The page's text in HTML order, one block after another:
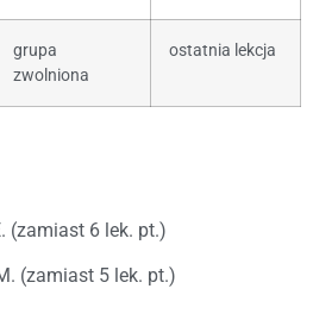
grupa
zwolniona
ostatnia lekcja
(zamiast 6 lek. pt.)
(zamiast 5 lek. pt.)